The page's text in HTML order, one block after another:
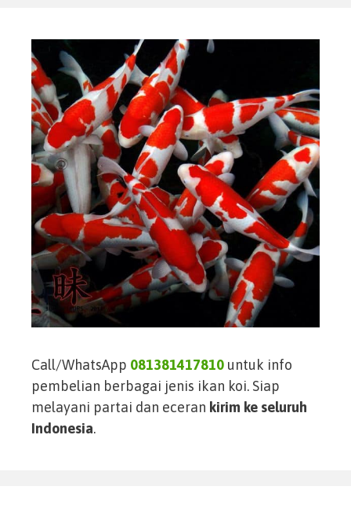
Call/WhatsApp 081381417810 untuk info
pembelian berbagai jenis ikan koi. Siap
melayani partai dan eceran kirim ke seluruh
Indonesia.